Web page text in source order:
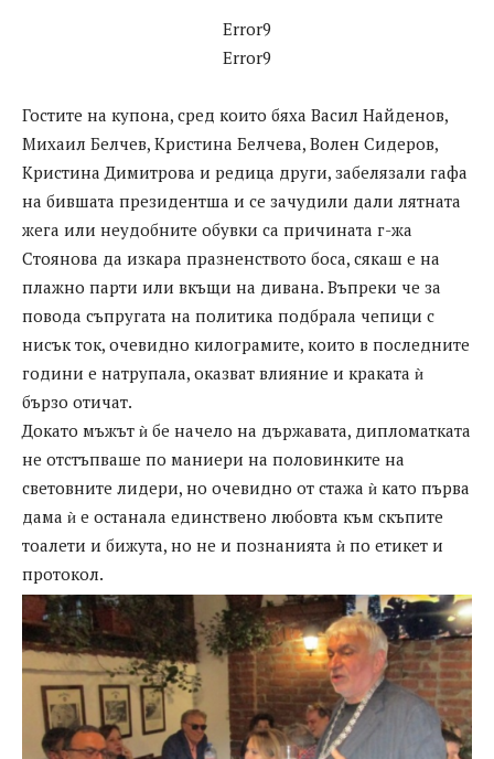
Error9
Error9
Гостите на купона, сред които бяха Васил Найденов,
Михаил Белчев, Кристина Белчева, Волен Сидеров,
Кристина Димитрова и редица други, забелязали гафа
на бившата президентша и се зачудили дали лятната
жега или неудобните обувки са причината г-жа
Стоянова да изкара празненството боса, сякаш е на
плажно парти или вкъщи на дивана. Въпреки че за
повода съпругата на политика подбрала чепици с
нисък ток, очевидно килограмите, които в последните
години е натрупала, оказват влияние и краката ѝ
бързо отичат.
Докато мъжът ѝ бе начело на държавата, дипломатката
не отстъпваше по маниери на половинките на
световните лидери, но очевидно от стажа ѝ като първа
дама ѝ е останала единствено любовта към скъпите
тоалети и бижута, но не и познанията ѝ по етикет и
протокол.